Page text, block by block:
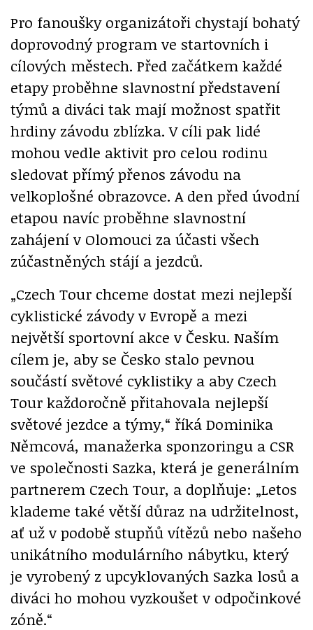
Pro fanoušky organizátoři chystají bohatý
doprovodný program ve startovních i
cílových městech. Před začátkem každé
etapy proběhne slavnostní představení
týmů a diváci tak mají možnost spatřit
hrdiny závodu zblízka. V cíli pak lidé
mohou vedle aktivit pro celou rodinu
sledovat přímý přenos závodu na
velkoplošné obrazovce. A den před úvodní
etapou navíc proběhne slavnostní
zahájení v Olomouci za účasti všech
zúčastněných stájí a jezdců.
„Czech Tour chceme dostat mezi nejlepší
cyklistické závody v Evropě a mezi
největší sportovní akce v Česku. Naším
cílem je, aby se Česko stalo pevnou
součástí světové cyklistiky a aby Czech
Tour každoročně přitahovala nejlepší
světové jezdce a týmy,“ říká Dominika
Němcová, manažerka sponzoringu a CSR
ve společnosti Sazka, která je generálním
partnerem Czech Tour, a doplňuje: „Letos
klademe také větší důraz na udržitelnost,
ať už v podobě stupňů vítězů nebo našeho
unikátního modulárního nábytku, který
je vyrobený z upcyklovaných Sazka losů a
diváci ho mohou vyzkoušet v odpočinkové
zóně.“